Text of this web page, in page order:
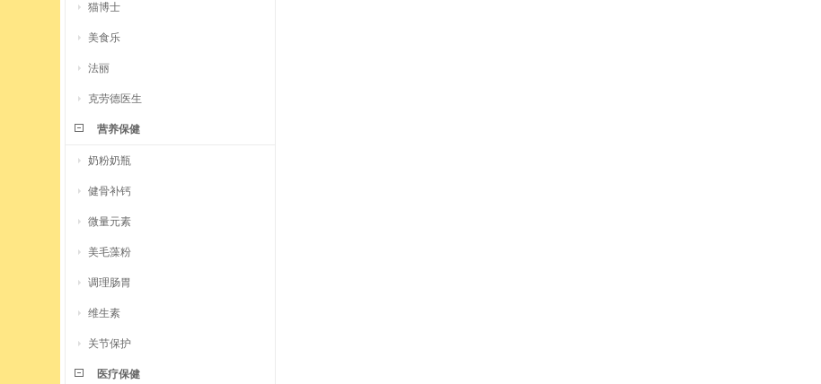
猫博士
美食乐
法丽
克劳德医生
营养保健
奶粉奶瓶
健骨补钙
微量元素
美毛藻粉
调理肠胃
维生素
关节保护
医疗保健